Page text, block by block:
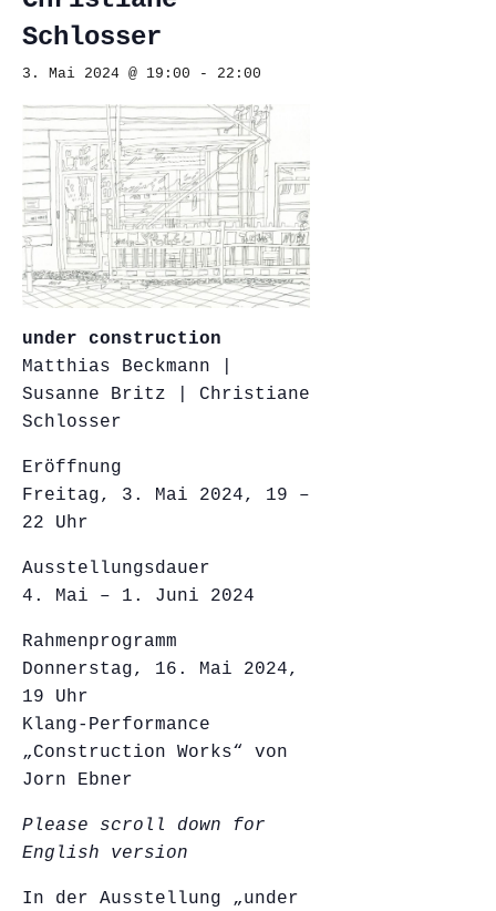
Schlosser
3. Mai 2024 @ 19:00 - 22:00
under construction
Matthias Beckmann |
Susanne Britz | Christiane
Schlosser
Eröffnung
Freitag, 3. Mai 2024, 19 –
22 Uhr
Ausstellungsdauer
4. Mai – 1. Juni 2024
Rahmenprogramm
Donnerstag, 16. Mai 2024,
19 Uhr
Klang-Performance
„Construction Works“ von
Jorn Ebner
Please scroll down for
English version
In der Ausstellung „under